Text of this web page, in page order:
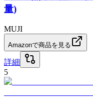
量)
MUJI
Amazonで商品を見る
詳細
5